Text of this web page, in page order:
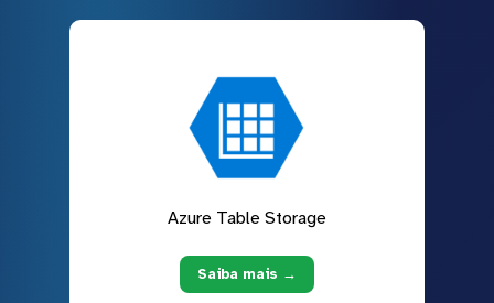
Azure Table Storage
Saiba mais →